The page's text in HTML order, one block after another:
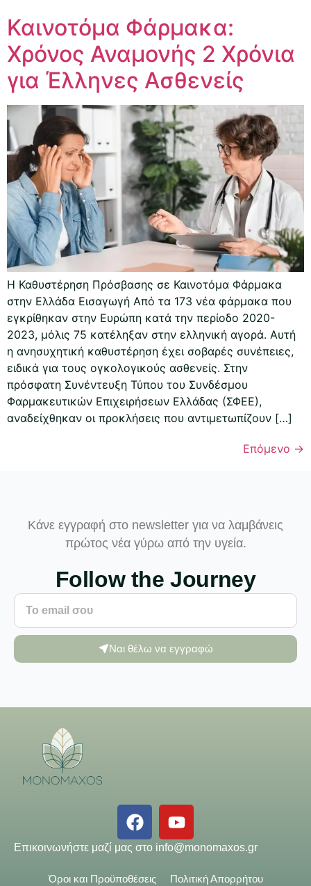
Καινοτόμα Φάρμακα:
Χρόνος Αναμονής 2 Χρόνια
για Έλληνες Ασθενείς
Η Καθυστέρηση Πρόσβασης σε Καινοτόμα Φάρμακα
στην Ελλάδα Εισαγωγή Από τα 173 νέα φάρμακα που
εγκρίθηκαν στην Ευρώπη κατά την περίοδο 2020-
2023, μόλις 75 κατέληξαν στην ελληνική αγορά. Αυτή
η ανησυχητική καθυστέρηση έχει σοβαρές συνέπειες,
ειδικά για τους ογκολογικούς ασθενείς. Στην
πρόσφατη Συνέντευξη Τύπου του Συνδέσμου
Φαρμακευτικών Επιχειρήσεων Ελλάδας (ΣΦΕΕ),
αναδείχθηκαν οι προκλήσεις που αντιμετωπίζουν […]
Επόμενο →
Κάνε εγγραφή στο newsletter για να λαμβάνεις
πρώτος νέα γύρω από την υγεία.
Follow the Journey
Ναι θέλω να εγγραφώ
Επικοινωνήστε μαζί μας στο info@monomaxos.gr
Όροι και Προϋποθέσεις Πολιτική Απορρήτου